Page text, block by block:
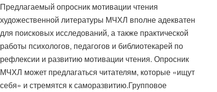
Предлагаемый опросник мотивации чтения
художественной литературы МЧХЛ вполне адекватен
для поисковых исследований, а также практической
работы психологов, педагогов и библиотекарей по
рефлексии и развитию мотивации чтения. Опросник
МЧХЛ может предлагаться читателям, которые «ищут
себя» и стремятся к саморазвитию.Групповое